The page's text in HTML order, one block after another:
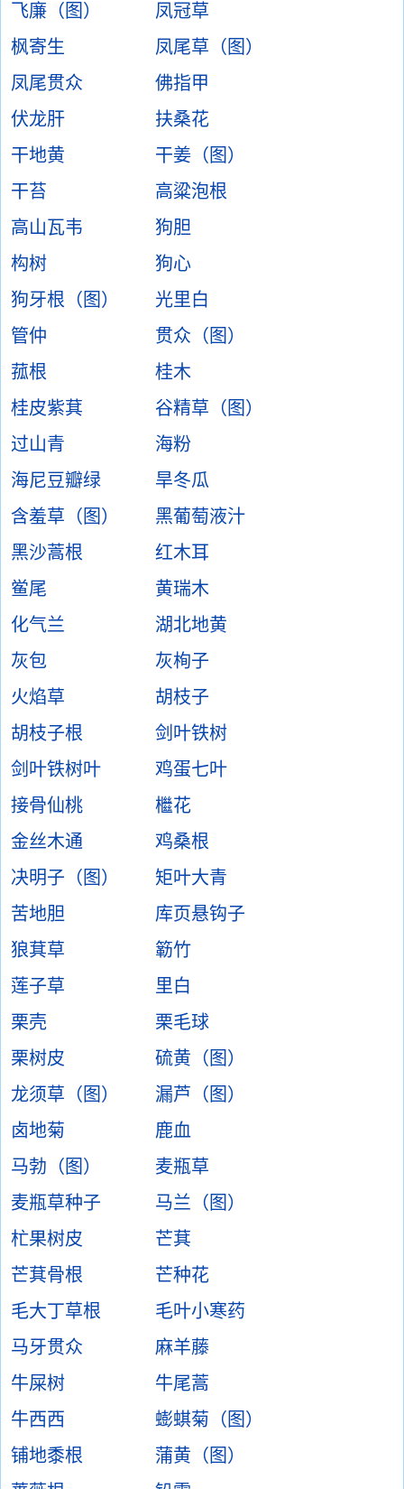
飞廉（图）
凤冠草
枫寄生
凤尾草（图）
凤尾贯众
佛指甲
伏龙肝
扶桑花
干地黄
干姜（图）
干苔
高粱泡根
高山瓦韦
狗胆
构树
狗心
狗牙根（图）
光里白
管仲
贯众（图）
菰根
桂木
桂皮紫萁
谷精草（图）
过山青
海粉
海尼豆瓣绿
旱冬瓜
含羞草（图）
黑葡萄液汁
黑沙蒿根
红木耳
鲎尾
黄瑞木
化气兰
湖北地黄
灰包
灰栒子
火焰草
胡枝子
胡枝子根
剑叶铁树
剑叶铁树叶
鸡蛋七叶
接骨仙桃
檵花
金丝木通
鸡桑根
决明子（图）
矩叶大青
苦地胆
库页悬钩子
狼萁草
簕竹
莲子草
里白
栗壳
栗毛球
栗树皮
硫黄（图）
龙须草（图）
漏芦（图）
卤地菊
鹿血
马勃（图）
麦瓶草
麦瓶草种子
马兰（图）
杧果树皮
芒萁
芒萁骨根
芒种花
毛大丁草根
毛叶小寒药
马牙贯众
麻羊藤
牛屎树
牛尾蒿
牛西西
蟛蜞菊（图）
铺地黍根
蒲黄（图）